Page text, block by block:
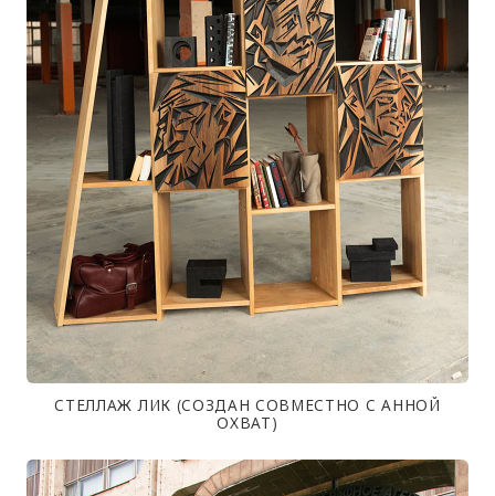
СТЕЛЛАЖ ЛИК (СОЗДАН СОВМЕСТНО С АННОЙ
ОХВАТ)